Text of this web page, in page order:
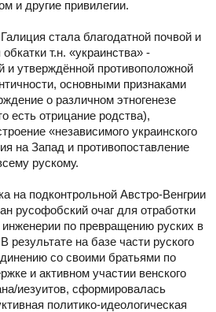
и другие привилегии.
стала благодатной почвой и
т.н. «украинства» -
и утверждённой противоположной
основными признаками
о различном этногенезе
есть отрицание родства),
«независимого украинского
на Запад и противопоставление
рускому.
на подконтрольной Австро-Венгрии
русофобский очаг для отработки
инженерии по превращению руских в
результате на базе части руского
со своими братьями по
и активном участии венского
иезуитов, сформировалась
политико-идеологическая